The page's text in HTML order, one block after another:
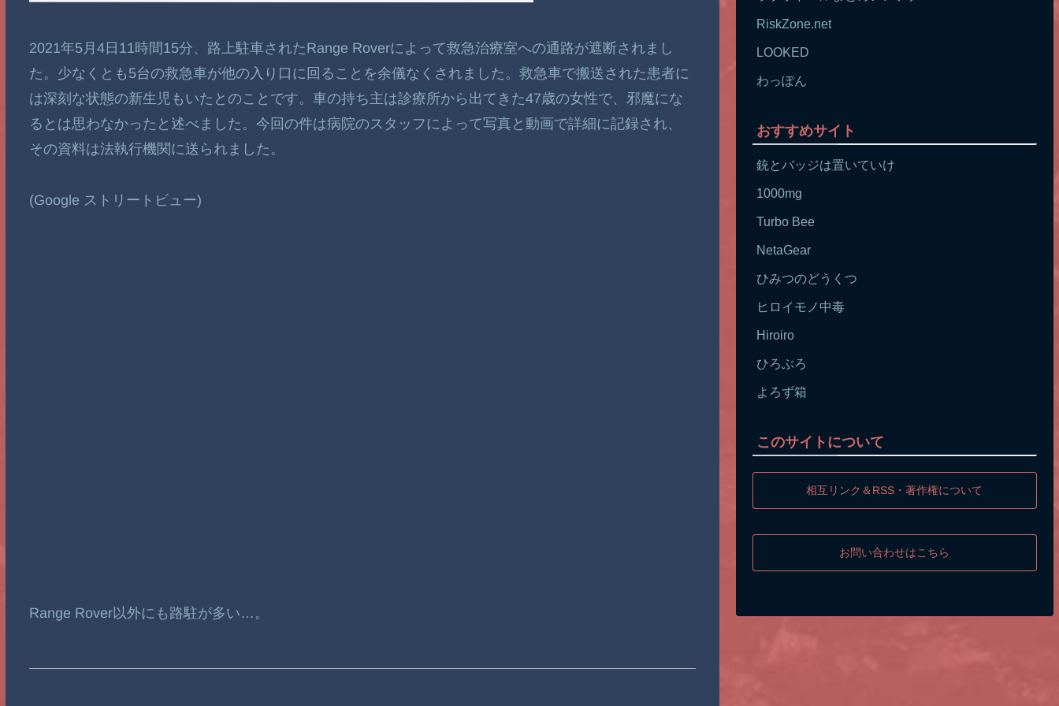
2021年5月4日11時間15分、路上駐車されたRange Roverによって救急治療室への通路が遮断されまし
た。少なくとも5台の救急車が他の入り口に回ることを余儀なくされました。救急車で搬送された患者に
は深刻な状態の新生児もいたとのことです。車の持ち主は診療所から出てきた47歳の女性で、邪魔にな
るとは思わなかったと述べました。今回の件は病院のスタッフによって写真と動画で詳細に記録され、
その資料は法執行機関に送られました。
(Google ストリートビュー)
Range Rover以外にも路駐が多い…。
RiskZone.net
LOOKED
わっぽん
おすすめサイト
銃とバッジは置いていけ
1000mg
Turbo Bee
NetaGear
ひみつのどうくつ
ヒロイモノ中毒
Hiroiro
ひろぶろ
よろず箱
このサイトについて
相互リンク＆RSS・著作権について
お問い合わせはこちら